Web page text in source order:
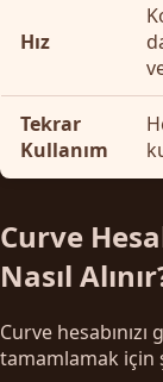
Hız
Tekrar
Kullanım
Curve
Nasıl
Curve
tamamlamak için